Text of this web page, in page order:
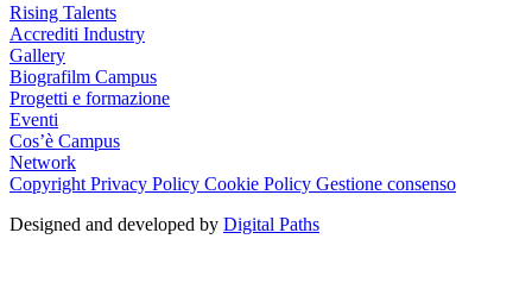
Rising Talents
Accrediti Industry
Gallery
Biografilm Campus
Progetti e formazione
Eventi
Cos’è Campus
Network
Copyright Privacy Policy Cookie Policy Gestione consenso
Designed and developed by Digital Paths